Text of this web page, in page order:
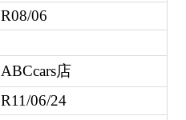
R08/06
ABCcars店
R11/06/24